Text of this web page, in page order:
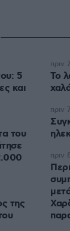
5
και
του
της
Το
πριν
πριν
πριν